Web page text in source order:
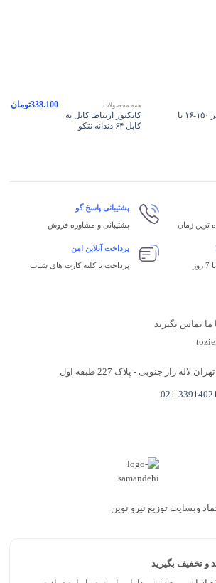
کانکتور فول بیمتال سایز ۱۵۰-۱۶ با
همه محصولات
کانکتور ارتباط کابل به
کابل ۶۴ دندانه نتکو
338.100تومان
ترین زمان
پشتیبانی پاسخ گو
پشتیبانی و مشاوره فروش
پرداخت آنلاین امن
پرداخت با کلیه کارت های شتاب
ما تماس بگیرید
لاله زار جنوبی - پلاک 227 طبقه اول
021-
وبسایت توزیع نیرو نوین
و تخفیف بگیرید